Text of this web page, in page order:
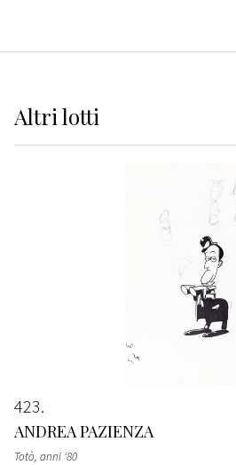
Altrilotti
423
ANDREA PAZIENZA
Totò, anni '80